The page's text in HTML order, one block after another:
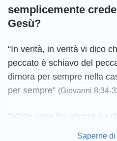
semplicemente
Gesù?
“In verità, in verità vi dico
peccato è schiavo del
dimora per sempre nella
per sempre” (Giovanni 8:34-
“Molte cose ho ancora da
ora alla vostra portata; ma
Saperne di